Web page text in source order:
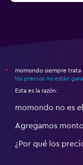
*
momondo siempre
los precios no están
Esta es la razón:
momondo no es
Agregamos
¿Por qué los